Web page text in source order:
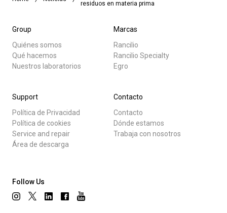
residuos en materia prima
Group
Quiénes somos
Qué hacemos
Nuestros laboratorios
Marcas
Rancilio
Rancilio Specialty
Egro
Support
Política de Privacidad
Política de cookies
Service and repair
Área de descarga
Contacto
Contacto
Dónde estamos
Trabaja con nosotros
Follow Us